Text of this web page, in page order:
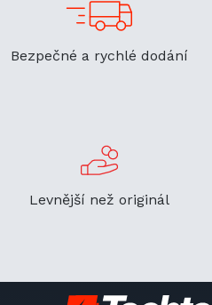
Bezpečné a rychlé dodání
Levnější než originál